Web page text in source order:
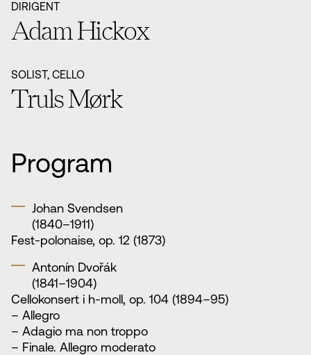
DIRIGENT
Adam Hickox
SOLIST, CELLO
Truls Mørk
Program
Johan Svendsen
(1840–1911)
Fest-polonaise, op. 12 (1873)
Antonín Dvořák
(1841–1904)
Cellokonsert i h-moll, op. 104 (1894–95)
– Allegro
– Adagio ma non troppo
– Finale. Allegro moderato